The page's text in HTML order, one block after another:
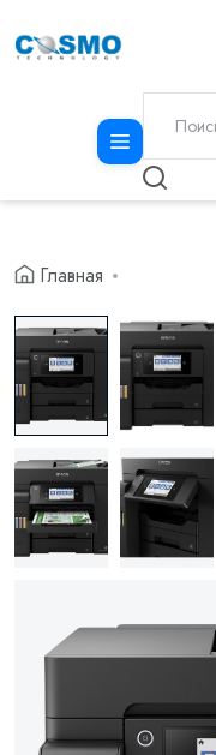
Главная